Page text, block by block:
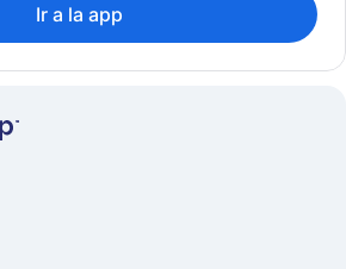
Ir a la app